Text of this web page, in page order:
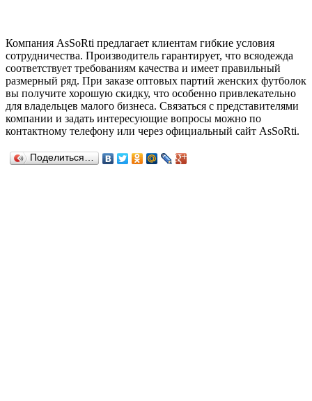
Компания AsSoRti предлагает клиентам гибкие условия
сотрудничества. Производитель гарантирует, что всяодежда
соответствует требованиям качества и имеет правильный
размерный ряд. При заказе оптовых партий женских футболок
вы получите хорошую скидку, что особенно привлекательно
для владельцев малого бизнеса. Связаться с представителями
компании и задать интересующие вопросы можно по
контактному телефону или через официальный сайт AsSoRti.
Поделиться…